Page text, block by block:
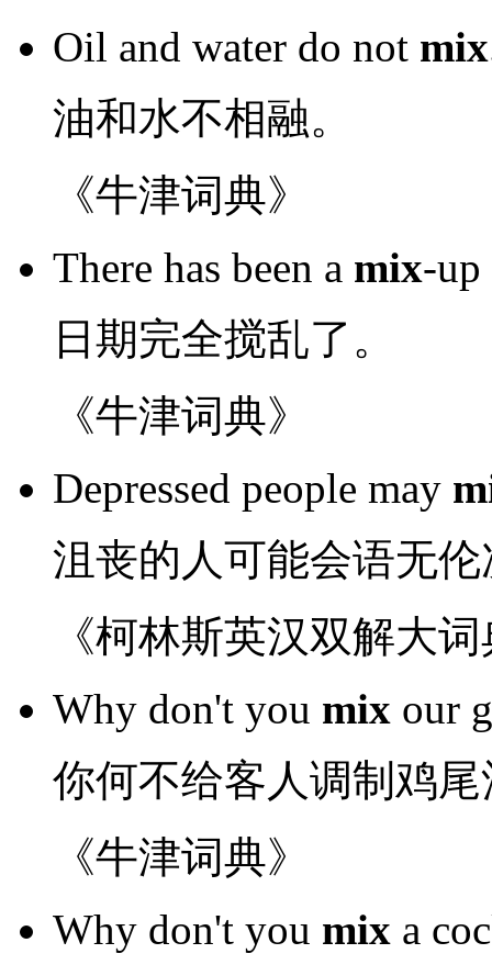
Oil and water do not mix
油和水不相融。
《牛津词典》
There has been a mix-up
日期完全搅乱了。
《牛津词典》
Depressed people may
沮丧的 人可能会语无伦
《柯林斯英汉双解大
Why don't you mix our
你何不给客人调制 鸡
《牛津词典》
Why don't you mix a